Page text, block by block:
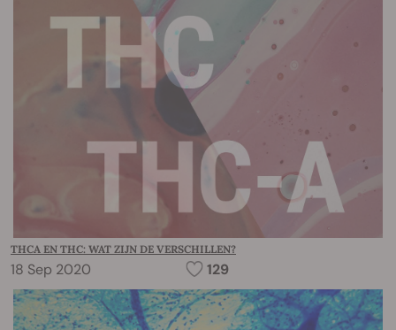
THCA EN THC: WAT ZIJN DE VERSCHILLEN?
18 Sep 2020 129